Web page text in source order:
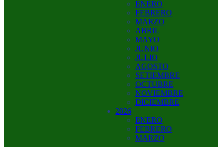
ENERO
FEBRERO
MARZO
ABRIL
MAYO
JUNIO
JULIO
AGOSTO
SETIEMBRE
OCTUBRE
NOVIEMBRE
DICIEMBRE
2026
ENERO
FEBRERO
MARZO